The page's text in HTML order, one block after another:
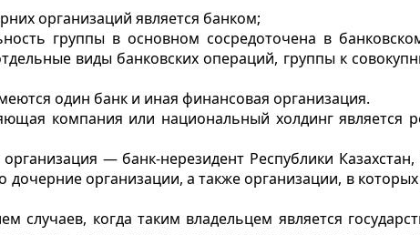
организаций является банком;
группы в основном сосредоточена в
виды банковских операций, группы к
один банк и иная финансовая организация.
компания или национальный холдинг является
— банк-нерезидент Республики
дочерние организации, а также организации, в
случаев, когда таким владельцем является